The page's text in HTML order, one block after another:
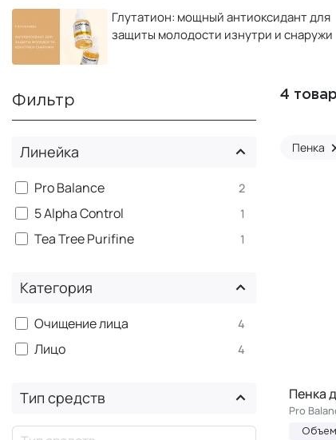
Глутатион: мощный антиоксидант для
защиты молодости изнутри и снаружи
Фильтр
Линейка
Pro Balance 2
5 Alpha Control 1
Tea Tree Purifine 1
Категория
Очищение лица 4
Лицо 4
Тип средств
4
Пенка
Пенка
Pro